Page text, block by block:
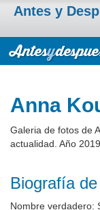
Antes y
Anna
Galeria de fotos de
actualidad. Año
Biografía de
Nombre verdadero: